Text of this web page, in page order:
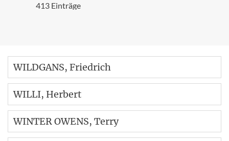
413 Einträge
WILDGANS, Friedrich
WILLI, Herbert
WINTER OWENS, Terry